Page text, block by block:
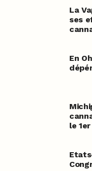
La
ses
En
le